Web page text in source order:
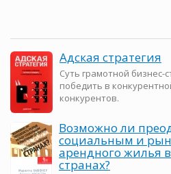
Адская стратегия
Суть грамотной бизнес-
победить в
конкурентов.
Возможно ли
социальным и
арендного жилья
странах?